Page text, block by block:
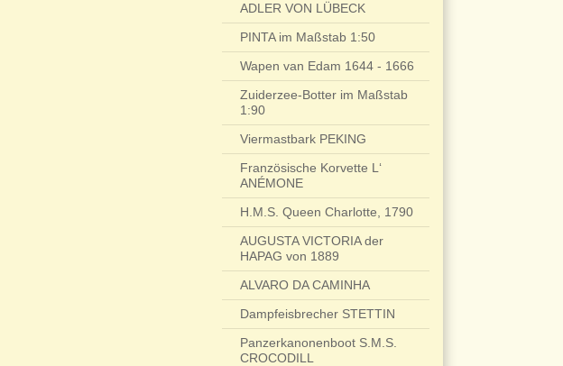
ADLER VON LÜBECK
PINTA im Maßstab 1:50
Wapen van Edam 1644 - 1666
Zuiderzee-Botter im Maßstab
1:90
Viermastbark PEKING
Französische Korvette L‘
ANÉMONE
H.M.S. Queen Charlotte, 1790
AUGUSTA VICTORIA der
HAPAG von 1889
ALVARO DA CAMINHA
Dampfeisbrecher STETTIN
Panzerkanonenboot S.M.S.
CROCODILL